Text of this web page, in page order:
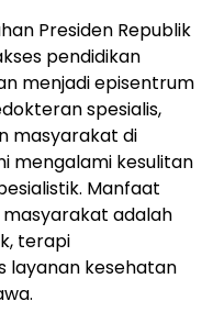
Presiden Republik
pendidikan
menjadi episentrum
spesialis,
masyarakat di
mengalami kesulitan
Manfaat
adalah
terapi
layanan kesehatan